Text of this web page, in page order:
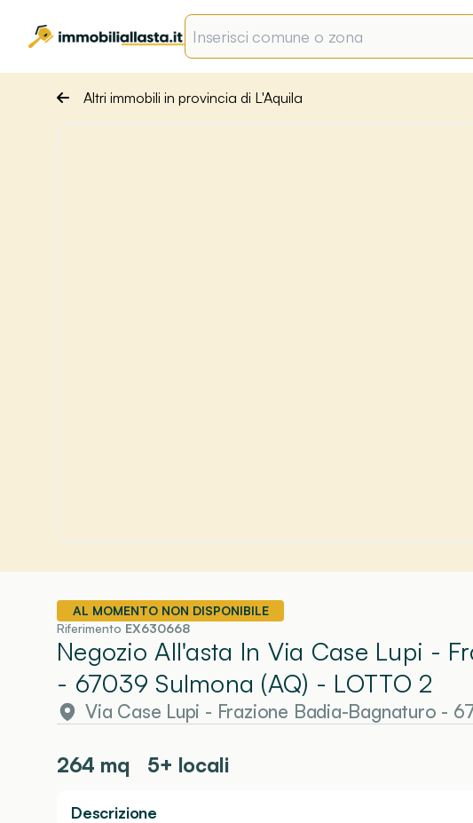
Altri immobili in provincia di L'Aquila
AL MOMENTO NON DISPONIBILE
Riferimento EX630668
Negozio All'asta In Via Case Lupi -
- 67039 Sulmona (AQ) - LOTTO 2
Via Case Lupi - Frazione Badia-Bagnaturo -
264 mq 5+ locali
Descrizione